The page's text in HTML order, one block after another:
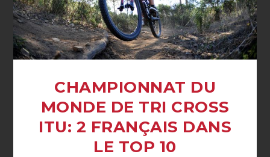
CHAMPIONNAT DU
MONDE DE TRI CROSS
ITU: 2 FRANÇAIS DANS
LE TOP 10